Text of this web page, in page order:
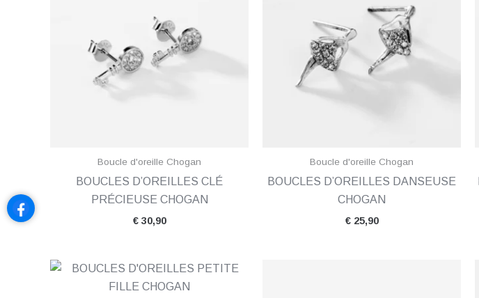
Boucle d'oreille Chogan
BOUCLES D’OREILLES CLÉ
PRÉCIEUSE CHOGAN
€30,90
Boucle d'oreille Chogan
BOUCLES D’OREILLES DANSEUSE
CHOGAN
€25,90